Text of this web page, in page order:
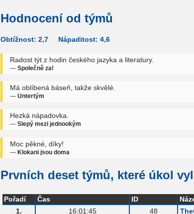
Hodnocení od týmů
Obtížnost: 2,7 Nápaditost: 4,6
Radost týt z hodin českého jazyka a literatury.
— Společně za!
Má oblíbená báseň, takže skvělé.
— Untertým
Hezká nápadovka.
— Slepý mezi jednookým
Moc pěkné, díky!
— Klokani jsou doma
Prvních deset týmů, které úkol
Pořadí Čas ID
1.
16:01:45 48